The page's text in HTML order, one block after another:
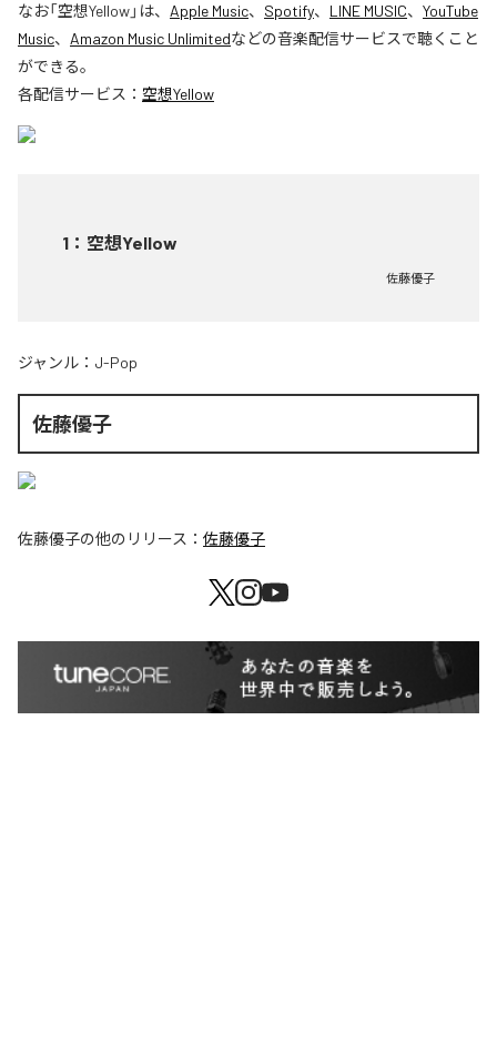
なお「空想Yellow」は、 Apple Music、 Spotify、 LINE MUSIC、 YouTube
Music、 Amazon Music Unlimitedなどの音楽配信サービスで聴くこと
ができる。
各配信サービス： 空想Yellow
1 ： 空想Yellow
佐藤優子
ジャンル： J-Pop
佐藤優子
佐藤優子の他のリリース： 佐藤優子